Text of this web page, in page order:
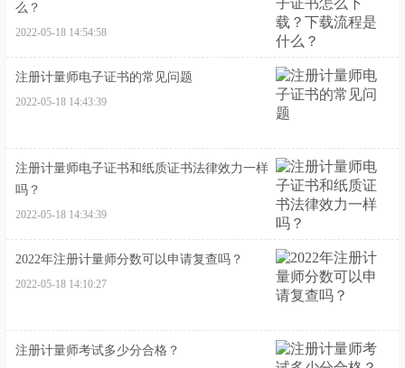
么？
2022-05-18 14:54:58
注册计量师电子证书的常见问题
2022-05-18 14:43:39
注册计量师电子证书和纸质证书法律效力一样
吗？
2022-05-18 14:34:39
2022年注册计量师分数可以申请复查吗？
2022-05-18 14:10:27
注册计量师考试多少分合格？